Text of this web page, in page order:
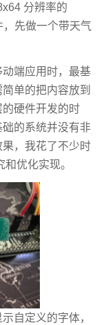
分辨率的
先做一个带天气
端应用时，最基
单的把内容放到
硬件开发的时
的系统并没有非
，我花了不少时
优化实现。
自定义的字体，